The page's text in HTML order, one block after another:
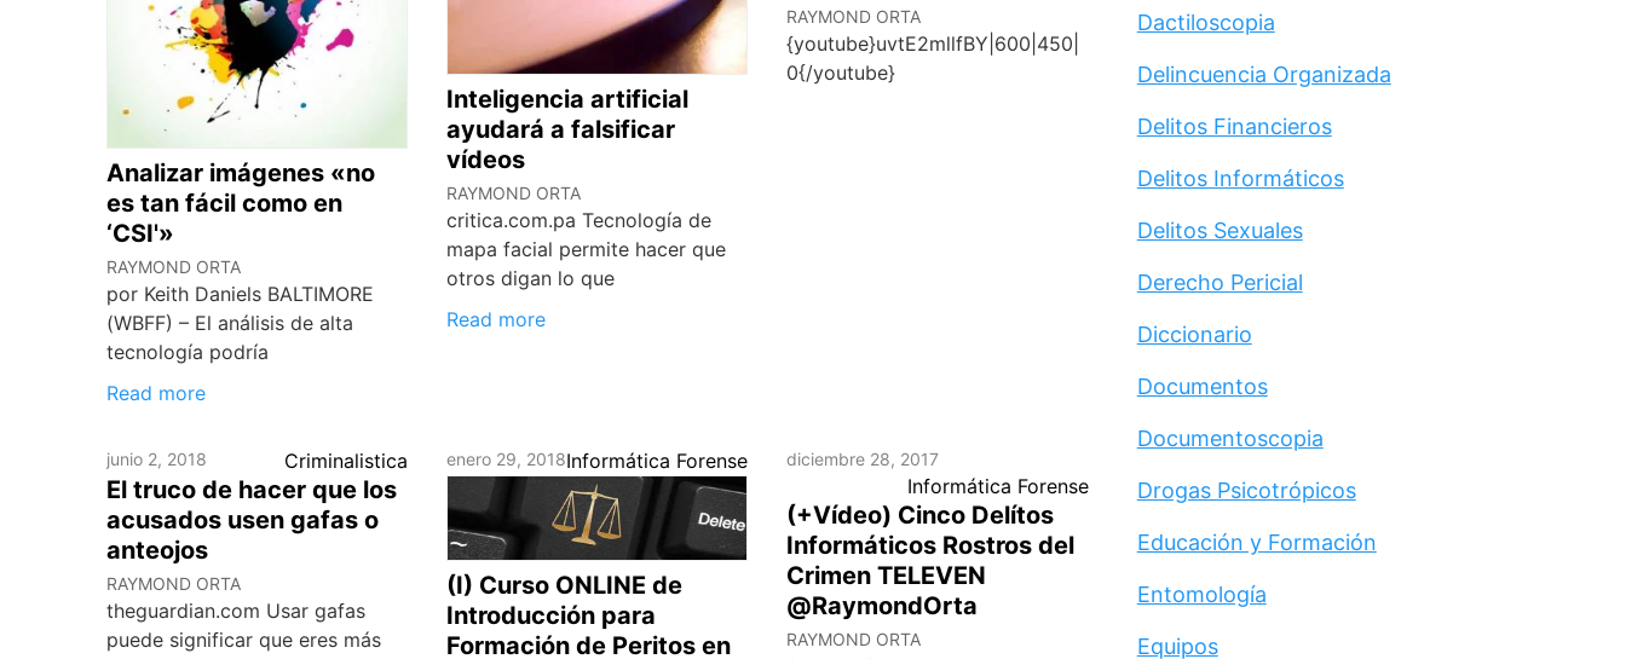
Analizar imágenes «no
es tan fácil como en
‘CSI'»
RAYMOND ORTA
por Keith Daniels BALTIMORE
(WBFF) – El análisis de alta
tecnología podría
Read more
Inteligencia artificial
ayudará a falsificar
vídeos
RAYMOND ORTA
critica.com.pa Tecnología de
mapa facial permite hacer que
otros digan lo que
Read more
RAYMOND ORTA
{youtube}uvtE2mllfBY|600|450|
0{/youtube}
junio 2, 2018 Criminalistica
El truco de hacer que los
acusados usen gafas o
anteojos
RAYMOND ORTA
theguardian.com Usar gafas
puede significar que eres más
enero 29, 2018Informática Forense
(I) Curso ONLINE de
Introducción para
Formación de Peritos en
diciembre 28, 2017
Informática Forense
(+Vídeo) Cinco Delítos
Informáticos Rostros del
Crimen TELEVEN
@RaymondOrta
RAYMOND ORTA
Dactiloscopia
Delincuencia Organizada
Delitos Financieros
Delitos Informáticos
Delitos Sexuales
Derecho Pericial
Diccionario
Documentos
Documentoscopia
Drogas Psicotrópicos
Educación y Formación
Entomología
Equipos